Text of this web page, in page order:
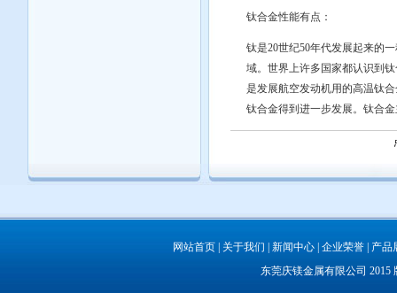
钛合金性能有点：
钛是20世纪50年代发展起来的
域。世界上许多国家都认识到
是发展航空发动机用的高温钛
钛合金得到进一步发展。钛合
网站首页| 关于我们 新闻中心| 企业荣誉|
产品
东莞庆镁金属有限公司